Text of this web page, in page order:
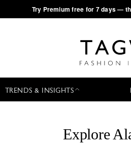
·Try Premium free for 7 days —
TRENDS & INSIGHTS
Explore